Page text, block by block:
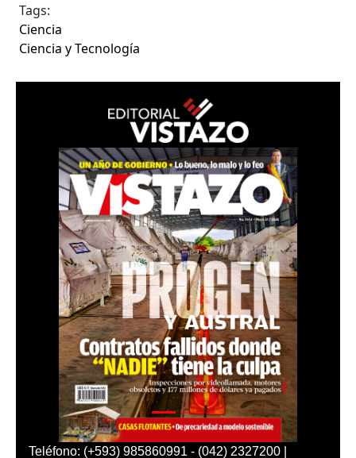
Tags:
Ciencia
Ciencia y Tecnología
Teléfono: (+593) 985860991 - (042) 2327200 |